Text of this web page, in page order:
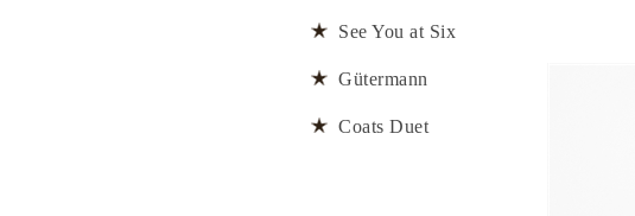
See You at Six
Gütermann
Coats Duet